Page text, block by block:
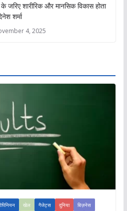
जरिए शारीरिक और मानसिक विकास होता
शर्मा
4, 2025
खेल गैजेट्स दुनिया
बिज़नेस